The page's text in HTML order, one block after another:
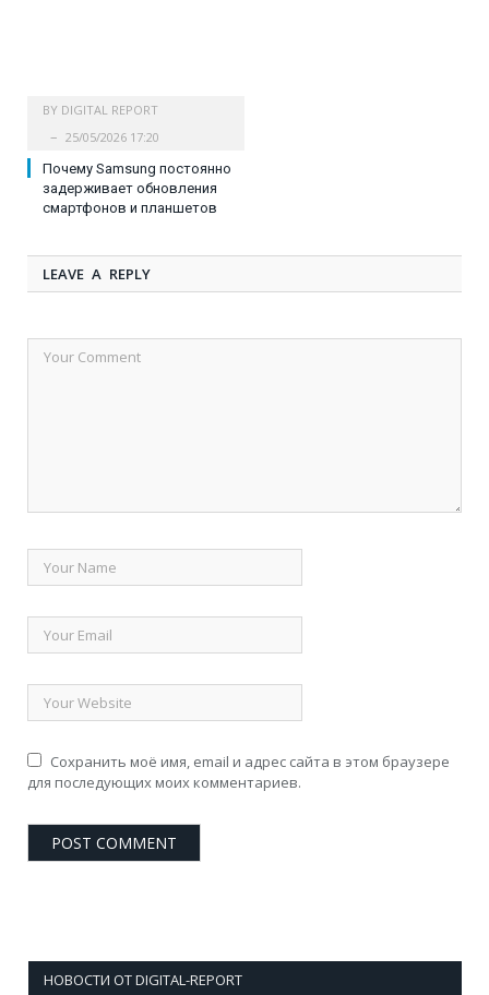
BY DIGITAL REPORT
25/05/2026 17:20
Почему Samsung постоянно
задерживает обновления
смартфонов и планшетов
LEAVE A REPLY
Сохранить моё имя, email и адрес сайта в этом браузере
для последующих моих комментариев.
НОВОСТИ ОТ DIGITAL-REPORT